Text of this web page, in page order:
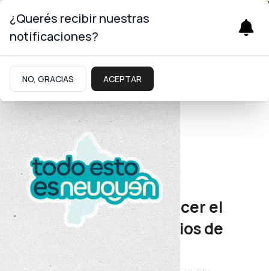
Energía
Ola polar
Trabajan para restablecer el
servicio de gas a usuarios de
Rincón de los Sauces
¿Querés recibir nuestras
notificaciones?
NO, GRACIAS ACEPTAR